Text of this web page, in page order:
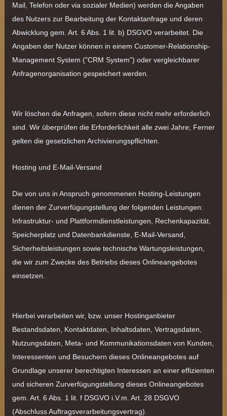
Mail, Telefon oder via sozialer Medien) werden die Angaben
des Nutzers zur Bearbeitung der Kontaktanfrage und deren
Abwicklung gem. Art. 6 Abs. 1 lit. b) DSGVO verarbeitet. Die
Angaben der Nutzer können in einem Customer-Relationship-
Management System ("CRM System") oder vergleichbarer
Anfragenorganisation gespeichert werden.
Wir löschen die Anfragen, sofern diese nicht mehr erforderlich
sind. Wir überprüfen die Erforderlichkeit alle zwei Jahre; Ferner
gelten die gesetzlichen Archivierungspflichten.
Hosting und E-Mail-Versand
Die von uns in Anspruch genommenen Hosting-Leistungen
dienen der Zurverfügungstellung der folgenden Leistungen:
Infrastruktur- und Plattformdienstleistungen, Rechenkapazität,
Speicherplatz und Datenbankdienste, E-Mail-Versand,
Sicherheitsleistungen sowie technische Wartungsleistungen,
die wir zum Zwecke des Betriebs dieses Onlineangebotes
einsetzen.
Hierbei verarbeiten wir, bzw. unser Hostinganbieter
Bestandsdaten, Kontaktdaten, Inhaltsdaten, Vertragsdaten,
Nutzungsdaten, Meta- und Kommunikationsdaten von Kunden,
Interessenten und Besuchern dieses Onlineangebotes auf
Grundlage unserer berechtigten Interessen an einer effizienten
und sicheren Zurverfügungstellung dieses Onlineangebotes
gem. Art. 6 Abs. 1 lit. f DSGVO i.V.m. Art. 28 DSGVO
(Abschluss Auftragsverarbeitungsvertrag).